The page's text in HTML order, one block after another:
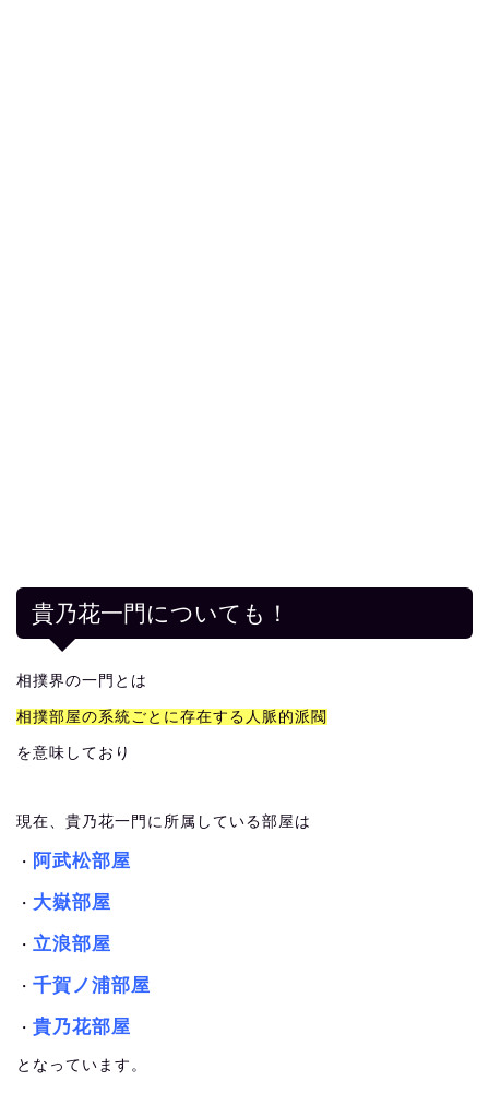
貴乃花一門についても！
相撲界の一門とは
相撲部屋の系統ごとに存在する人脈的派閥
を意味しており
現在、貴乃花一門に所属している部屋は
・ 阿武松部屋
・ 大嶽部屋
・ 立浪部屋
・ 千賀ノ浦部屋
・ 貴乃花部屋
となっています。